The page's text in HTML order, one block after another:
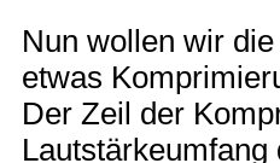
Nun wollen wir
etwas
Der Zeil der
Lautstärkeumfang